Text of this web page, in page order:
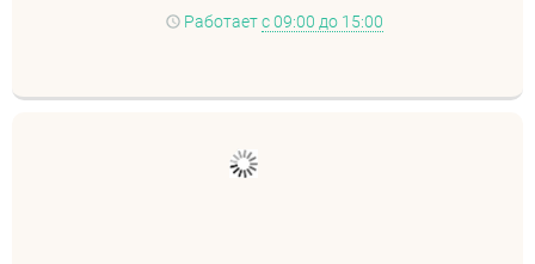
Работает с 09:00 до 15:00